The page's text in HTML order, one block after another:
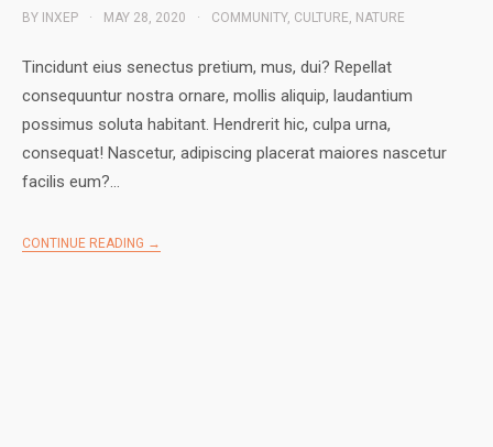
BY INXEP MAY 28, 2020 COMMUNITY, CULTURE, NATURE
Tincidunt eius senectus pretium, mus, dui? Repellat
consequuntur nostra ornare, mollis aliquip, laudantium
possimus soluta habitant. Hendrerit hic, culpa urna,
consequat! Nascetur, adipiscing placerat maiores nascetur
facilis eum?…
CONTINUE READING →